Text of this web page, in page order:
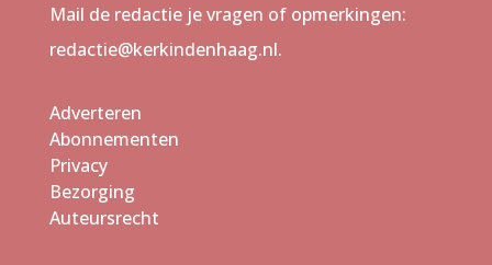
Mail de redactie je vragen of opmerkingen:
redactie@kerkindenhaag.nl.
Adverteren
Abonnementen
Privacy
Bezorging
Auteursrecht